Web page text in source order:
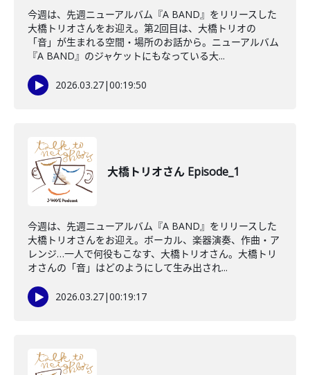
今週は、先週ニューアルバム『A BAND』をリリースした
大橋トリオさんをお迎え。第2回目は、大橋トリオの
「音」が生まれる空間・場所のお話から。ニューアルバム
『A BAND』のジャケットにもなっている大...
2026.03.27|00:19:50
大橋トリオさん Episode_1
今週は、先週ニューアルバム『A BAND』をリリースした
大橋トリオさんをお迎え。ボーカル、楽器演奏、作曲・ア
レンジ…一人で何役もこなす、大橋トリオさん。大橋トリ
オさんの「音」はどのようにして生み出され...
2026.03.27|00:19:17